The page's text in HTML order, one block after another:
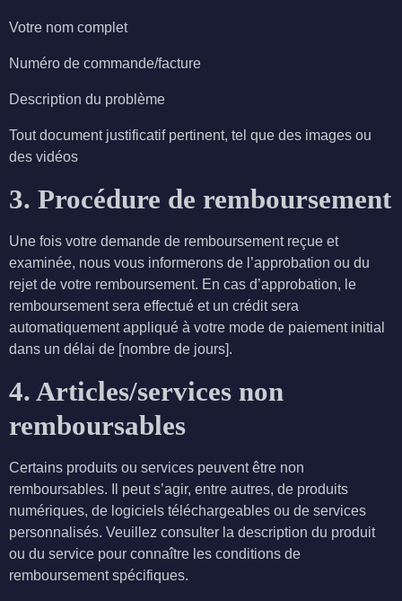
Votre nom complet
Numéro de commande/facture
Description du problème
Tout document justificatif pertinent, tel que des images ou
des vidéos
3. Procédure de remboursement
Une fois votre demande de remboursement reçue et
examinée, nous vous informerons de l’approbation ou du
rejet de votre remboursement. En cas d’approbation, le
remboursement sera effectué et un crédit sera
automatiquement appliqué à votre mode de paiement initial
dans un délai de [nombre de jours].
4. Articles/services non
remboursables
Certains produits ou services peuvent être non
remboursables. Il peut s’agir, entre autres, de produits
numériques, de logiciels téléchargeables ou de services
personnalisés. Veuillez consulter la description du produit
ou du service pour connaître les conditions de
remboursement spécifiques.